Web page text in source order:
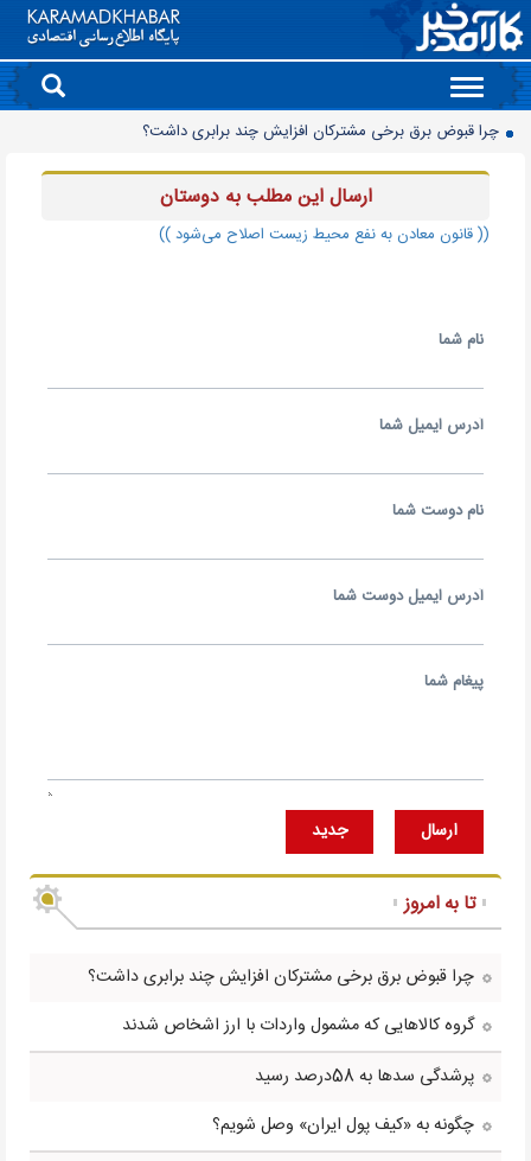
Toggle
navigation
چرا قبوض برق برخی مشترکان افزایش چند برابری داشت؟
گروه کالاهایی که مشمول واردات با ارز اشخاص شدند
چگونه به «کیف پول ایران» وصل شویم؟
انتقال تورم خودرو به بازار خدمات
روز سبز بورس
ارسال اين مطلب به دوستان
(( قانون معادن به نفع محیط زیست اصلاح می‌شود ))
نام شما
آدرس ايميل شما
نام دوست شما
آدرس ايميل دوست شما
پيغام شما
ارسال جديد
تا به امروز
چرا قبوض برق برخی مشترکان افزایش چند برابری داشت؟
گروه کالاهایی که مشمول واردات با ارز اشخاص شدند
پرشدگی سدها به 58درصد رسید
چگونه به «کیف پول ایران» وصل شویم؟